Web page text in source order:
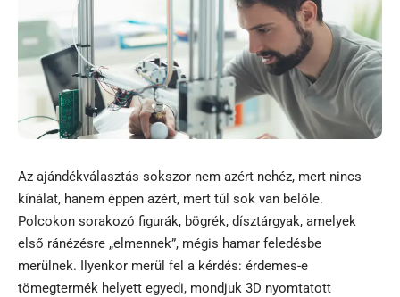
Az ajándékválasztás sokszor nem azért nehéz, mert nincs
kínálat, hanem éppen azért, mert túl sok van belőle.
Polcokon sorakozó figurák, bögrék, dísztárgyak, amelyek
első ránézésre „elmennek”, mégis hamar feledésbe
merülnek. Ilyenkor merül fel a kérdés: érdemes-e
tömegtermék helyett egyedi, mondjuk 3D nyomtatott